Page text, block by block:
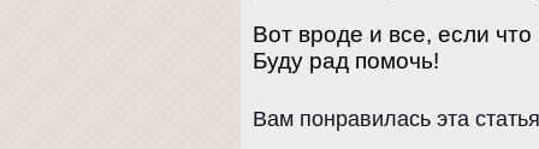
Вот вроде и все, если
Буду рад помочь!
Вам понравилась эта